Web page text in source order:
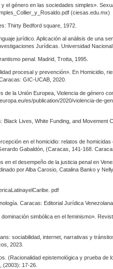
el género en las sociedades simples».
(ciesas.edu.mx)
Thirty Bedford square, 1972.
jurídico. Aplicación al análisis de una
Jurídicas. Universidad Nacional
penal. Madrid, Trotta, 1995.
procesal y prevención». En Homicidio,
GIC-UCAB, 2020.
de la Unión Europea, Violencia de género
es/publication/2020/violencia-de-
Black Lives, White Funding, and Movement
en el homicidio: relatos de homicidas
Gabaldón, (Caracas, 141-168.
el desempeño de la justicia penal en
por Alba Carosio, Catalina Banko y
pdf
Caracas: Editorial Jurídica
simbólica en el feminismo».
sociabilidad, internet, narrativas y
2023.
(Racionalidad epistemológica y prueba de
(2003): 17-26.